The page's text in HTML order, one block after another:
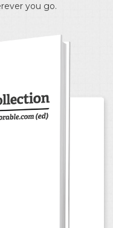
you go.